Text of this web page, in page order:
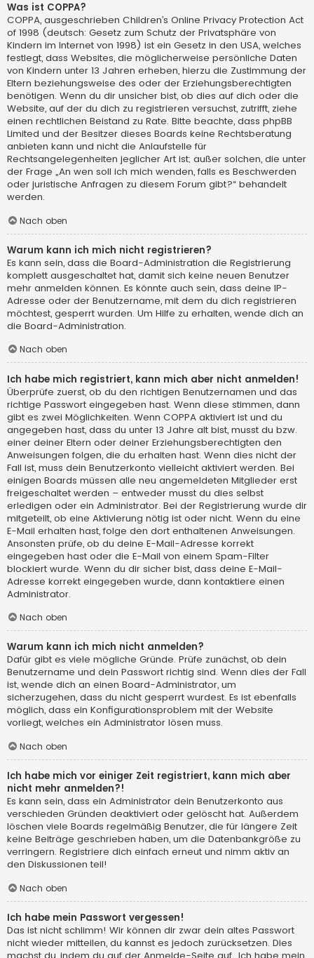
Was ist COPPA?
COPPA, ausgeschrieben Children’s Online Privacy Protection Act
of 1998 (deutsch: Gesetz zum Schutz der Privatsphäre von
Kindern im Internet von 1998) ist ein Gesetz in den USA, welches
festlegt, dass Websites, die möglicherweise persönliche Daten
von Kindern unter 13 Jahren erheben, hierzu die Zustimmung der
Eltern beziehungsweise des oder der Erziehungsberechtigten
benötigen. Wenn du dir unsicher bist, ob dies auf dich oder die
Website, auf der du dich zu registrieren versuchst, zutrifft, ziehe
einen rechtlichen Beistand zu Rate. Bitte beachte, dass phpBB
Limited und der Besitzer dieses Boards keine Rechtsberatung
anbieten kann und nicht die Anlaufstelle für
Rechtsangelegenheiten jeglicher Art ist; außer solchen, die unter
der Frage „An wen soll ich mich wenden, falls es Beschwerden
oder juristische Anfragen zu diesem Forum gibt?“ behandelt
werden.
Nach oben
Warum kann ich mich nicht registrieren?
Es kann sein, dass die Board-Administration die Registrierung
komplett ausgeschaltet hat, damit sich keine neuen Benutzer
mehr anmelden können. Es könnte auch sein, dass deine IP-
Adresse oder der Benutzername, mit dem du dich registrieren
möchtest, gesperrt wurden. Um Hilfe zu erhalten, wende dich an
die Board-Administration.
Nach oben
Ich habe mich registriert, kann mich aber nicht anmelden!
Überprüfe zuerst, ob du den richtigen Benutzernamen und das
richtige Passwort eingegeben hast. Wenn diese stimmen, dann
gibt es zwei Möglichkeiten. Wenn COPPA aktiviert ist und du
angegeben hast, dass du unter 13 Jahre alt bist, musst du bzw.
einer deiner Eltern oder deiner Erziehungsberechtigten den
Anweisungen folgen, die du erhalten hast. Wenn dies nicht der
Fall ist, muss dein Benutzerkonto vielleicht aktiviert werden. Bei
einigen Boards müssen alle neu angemeldeten Mitglieder erst
freigeschaltet werden – entweder musst du dies selbst
erledigen oder ein Administrator. Bei der Registrierung wurde dir
mitgeteilt, ob eine Aktivierung nötig ist oder nicht. Wenn du eine
E-Mail erhalten hast, folge den dort enthaltenen Anweisungen.
Ansonsten prüfe, ob du deine E-Mail-Adresse korrekt
eingegeben hast oder die E-Mail von einem Spam-Filter
blockiert wurde. Wenn du dir sicher bist, dass deine E-Mail-
Adresse korrekt eingegeben wurde, dann kontaktiere einen
Administrator.
Nach oben
Warum kann ich mich nicht anmelden?
Dafür gibt es viele mögliche Gründe. Prüfe zunächst, ob dein
Benutzername und dein Passwort richtig sind. Wenn dies der Fall
ist, wende dich an einen Board-Administrator, um
sicherzugehen, dass du nicht gesperrt wurdest. Es ist ebenfalls
möglich, dass ein Konfigurationsproblem mit der Website
vorliegt, welches ein Administrator lösen muss.
Nach oben
Ich habe mich vor einiger Zeit registriert, kann mich aber
nicht mehr anmelden?!
Es kann sein, dass ein Administrator dein Benutzerkonto aus
verschieden Gründen deaktiviert oder gelöscht hat. Außerdem
löschen viele Boards regelmäßig Benutzer, die für längere Zeit
keine Beiträge geschrieben haben, um die Datenbankgröße zu
verringern. Registriere dich einfach erneut und nimm aktiv an
den Diskussionen teil!
Nach oben
Ich habe mein Passwort vergessen!
Das ist nicht schlimm! Wir können dir zwar dein altes Passwort
nicht wieder mitteilen, du kannst es jedoch zurücksetzen. Dies